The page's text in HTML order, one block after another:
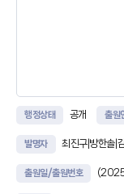
행정상태 공개 출원
발명자 최진구|방한솔|
출원일/출원번호